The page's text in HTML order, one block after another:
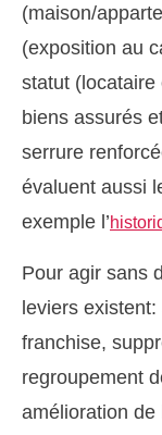
(maison/
(exposition au
statut
biens assurés
serrure
évaluent aussi
exemple l’
Pour agir sans
leviers
franchise,
regroupement
amélioration